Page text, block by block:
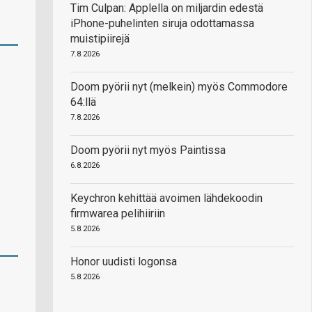
Tim Culpan: Applella on miljardin edestä
iPhone-puhelinten siruja odottamassa
muistipiirejä
7.8.2026
Doom pyörii nyt (melkein) myös Commodore
64:llä
7.8.2026
Doom pyörii nyt myös Paintissa
6.8.2026
Keychron kehittää avoimen lähdekoodin
firmwarea pelihiiriin
5.8.2026
Honor uudisti logonsa
5.8.2026